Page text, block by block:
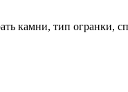
камни, тип огранки,